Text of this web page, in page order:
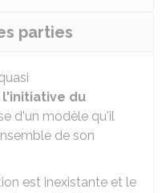
parties
l'initiative du
d'un modèle qu'il
de son
est inexistante et le